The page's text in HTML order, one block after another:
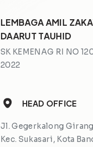
LEMBAGA AMIL
DAARUT TAUHID
SK KEMENAG RI NO
2022
HEAD OFFICE
Jl. Gegerkalong
Kec. Sukasari, Kota